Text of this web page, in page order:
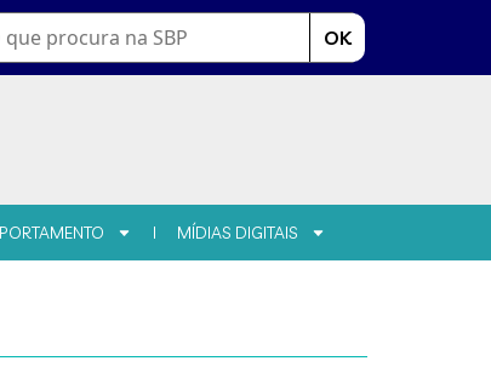
OK
MÍDIAS DIGITAIS